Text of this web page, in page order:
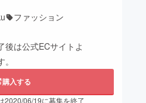
活性化
ファッション
後は公式ECサイトよ
購入する
2020/06/19に募集を終了